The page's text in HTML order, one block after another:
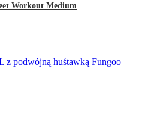
Workout Medium
z podwójną huśtawką Fungoo